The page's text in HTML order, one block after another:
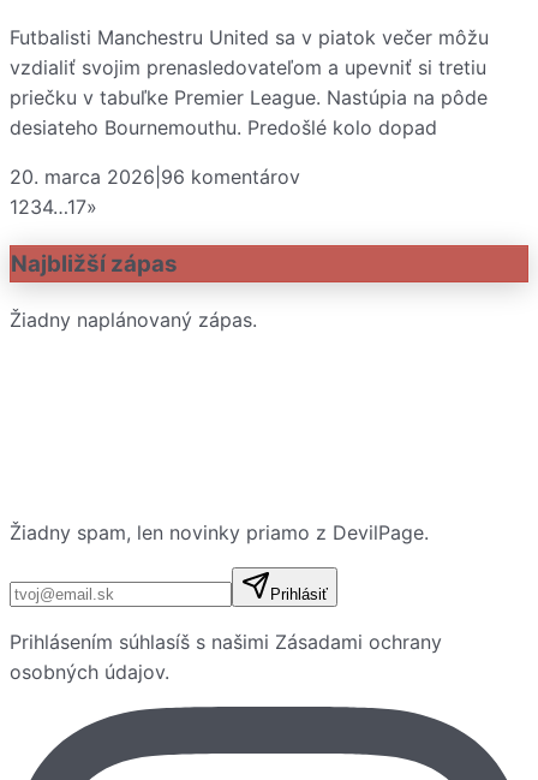
Futbalisti Manchestru United sa v piatok večer môžu
vzdialiť svojim prenasledovateľom a upevniť si tretiu
priečku v tabuľke Premier League. Nastúpia na pôde
desiateho Bournemouthu. Predošlé kolo dopad
20. marca 2026 96 komentárov
1234…17»
Najbližší zápas
Žiadny naplánovaný zápas.
Žiadny spam, len novinky priamo z DevilPage.
E-mailová adresa
Prihlásiť
Prihlásením súhlasíš s našimi Zásadami ochrany
osobných údajov.